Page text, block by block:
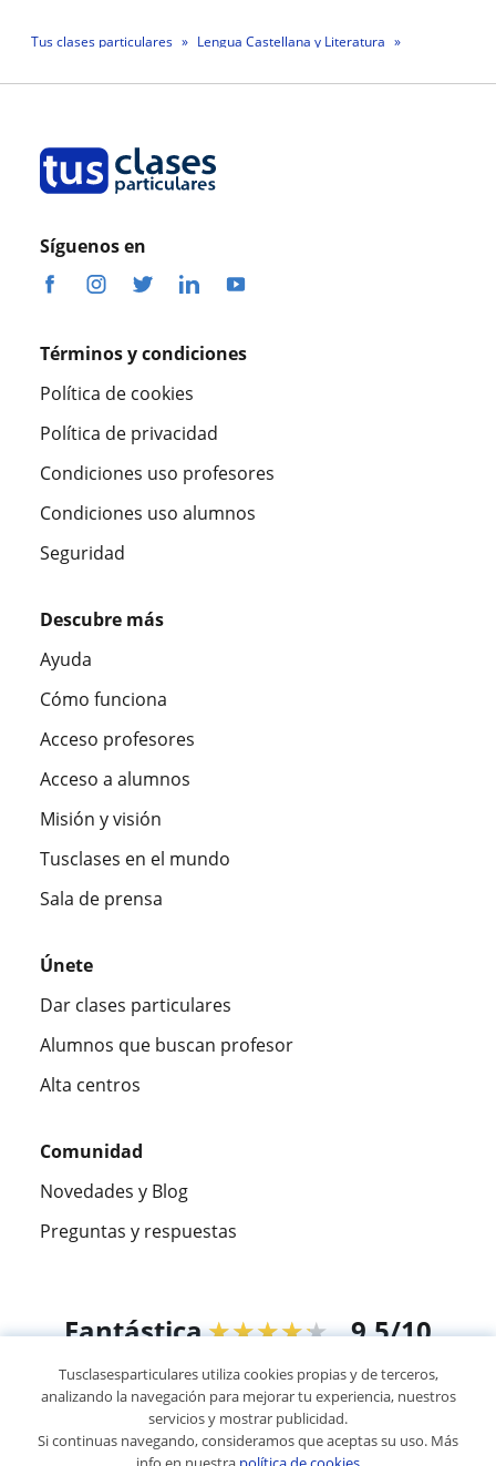
Tus clases particulares
Lengua Castellana y Literatura
Síguenos en
Términos y condiciones
Política de cookies
Política de privacidad
Condiciones uso profesores
Condiciones uso alumnos
Seguridad
Descubre más
Ayuda
Cómo funciona
Acceso profesores
Acceso a alumnos
Misión y visión
Tusclases en el mundo
Sala de prensa
Únete
Dar clases particulares
Alumnos que buscan profesor
Alta centros
Comunidad
Novedades y Blog
Preguntas y respuestas
Fantástica★★★★★ 9,5/10
305826opiniones de alumnos
© 2007 - 2026 Tus clases particulares
Tusclasesparticulares utiliza cookies propias y de terceros,
analizando la navegación para mejorar tu experiencia, nuestros
servicios y mostrar publicidad.
Si continuas navegando, consideramos que aceptas su uso. Más